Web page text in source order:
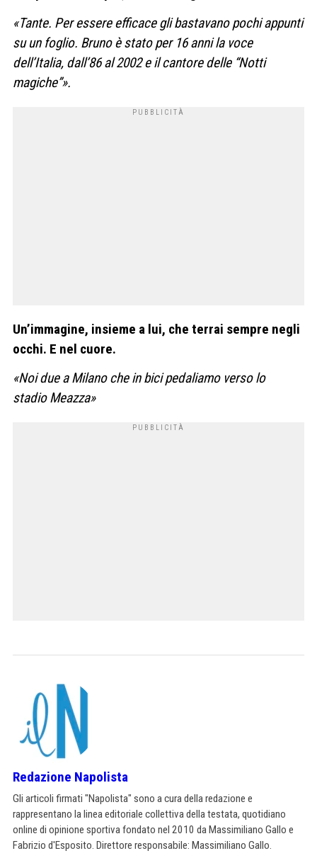
«Tante. Per essere efficace glibastavano pochi appunti
su un foglio. Bruno è stato per 16 annila voce
dell’Italia, dall’86 al2002 e il cantore delle “Notti
magiche”».
Un’immagine, insieme a lui, che terrai sempre negli
occhi. E nel cuore.
«Noi due a Milano che in bici pedaliamo verso lo
stadioMeazza»
Redazione Napolista
Gli articoli firmati "Napolista" sono a cura della redazione e
rappresentano la linea editoriale collettiva della testata, quotidiano
online di opinione sportiva fondato nel 2010 da Massimiliano Gallo e
Fabrizio d'Esposito. Direttore responsabile: Massimiliano Gallo.